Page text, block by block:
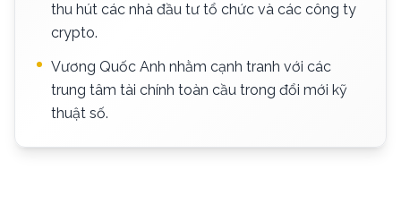
thu hút các nhà đầu tư tổ chức và các công ty
crypto.
Vương Quốc Anh nhằm cạnh tranh với các
trung tâm tài chính toàn cầu trong đổi mới kỹ
thuật số.